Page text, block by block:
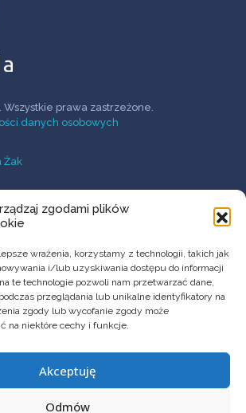
zgodami plików
wrażenia, korzystamy z technologii, takich jak
i/lub uzyskiwania dostępu do informacji
te technologie pozwoli nam przetwarzać dane,
przeglądania lub unikalne identyfikatory na
zgody lub wycofanie zgody może
na niektóre cechy i funkcje.
Akceptuję
Odmów
prawa zastrzeżone.
danych osobowych
Żak
formulacje
z o.o.